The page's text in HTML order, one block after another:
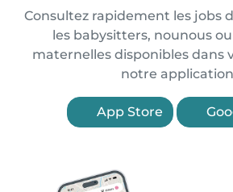
Consultez rapidement les jobs
les babysitters, nounous
maternelles disponibles dans
notre
App Store